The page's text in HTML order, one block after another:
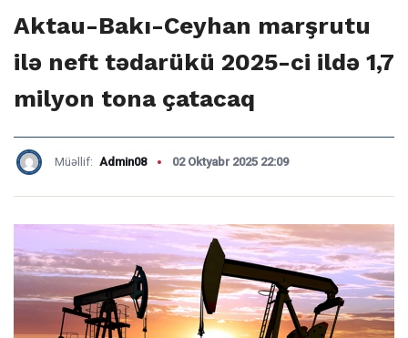
Aktau-Bakı-Ceyhan marşrutu
ilə neft tədarükü 2025-ci ildə 1,7
milyon tona çatacaq
Müəllif: Admin08 02 Oktyabr 2025 22:09